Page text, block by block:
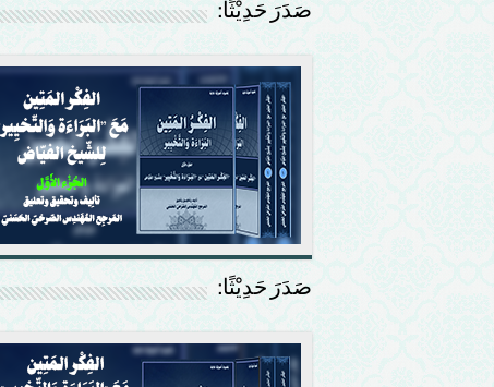
صَدَرَ حَدِيْثًا:
صَدَرَ حَدِيْثًا: